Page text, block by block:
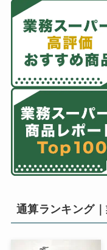
通算ランキング